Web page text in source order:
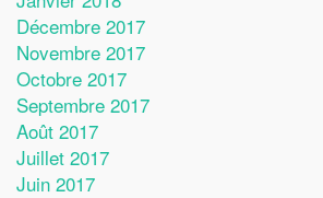
Décembre 2017
Novembre 2017
Octobre 2017
Septembre 2017
Août 2017
Juillet 2017
Juin 2017